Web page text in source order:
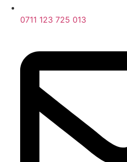
0711 123 725 013